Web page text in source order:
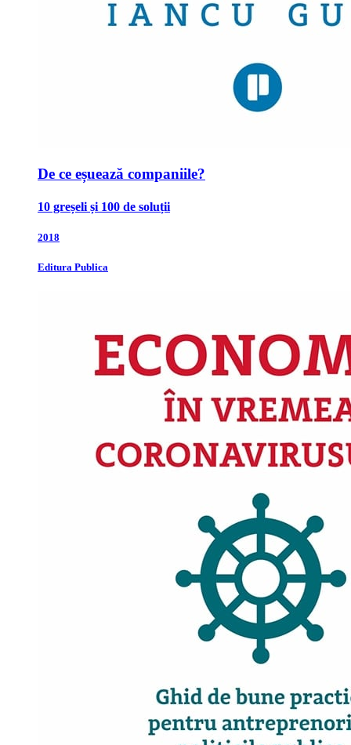
De ce eșuează companiile?
10 greșeli și 100 de soluții
2018
Editura Publica